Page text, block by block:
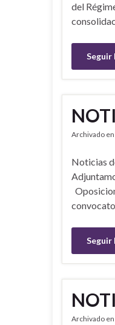
del
Seguir
Archivado en
Noticias
Seguir
Archivado en